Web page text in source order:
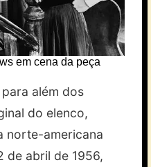
em cena da peça
além dos
do elenco,
norte-americana
de abril de 1956,